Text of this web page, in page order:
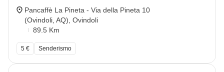
Pancaffè La Pineta - Via della Pineta 10
(Ovindoli, AQ), Ovindoli
89.5 Km
5 € Senderismo